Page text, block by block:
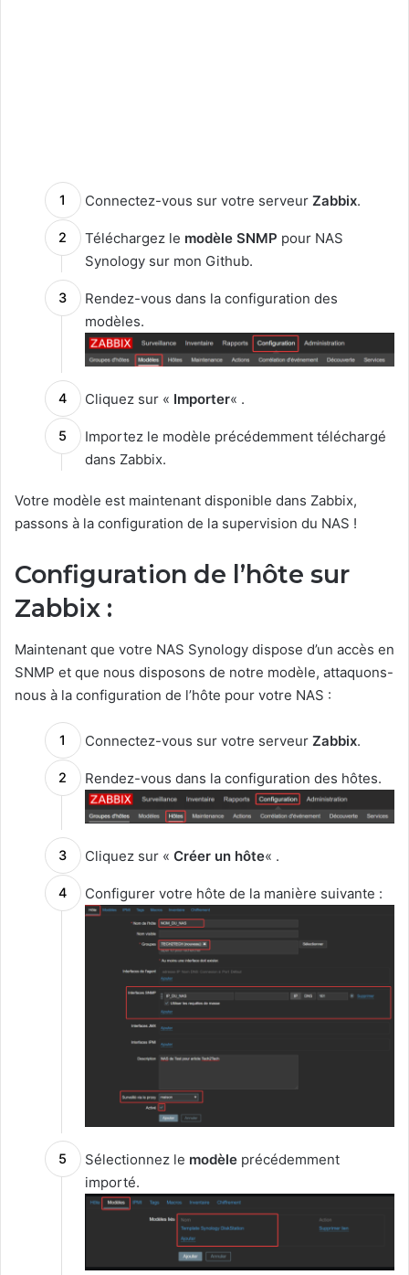
Connectez-vous sur votre serveur Zabbix.
Téléchargez le modèle SNMP pour NAS
Synology sur mon Github.
Rendez-vous dans la configuration des
modèles.
Cliquez sur « Importer« .
Importez le modèle précédemment téléchargé
dans Zabbix.
Votre modèle est maintenant disponible dans Zabbix,
passons à la configuration de la supervision du NAS !
Configuration de l’hôte sur
Zabbix :
Maintenant que votre NAS Synology dispose d’un accès en
SNMP et que nous disposons de notre modèle, attaquons-
nous à la configuration de l’hôte pour votre NAS :
Connectez-vous sur votre serveur Zabbix.
Rendez-vous dans la configuration des hôtes.
Cliquez sur « Créer un hôte« .
Configurer votre hôte de la manière suivante :
Sélectionnez le modèle précédemment
importé.